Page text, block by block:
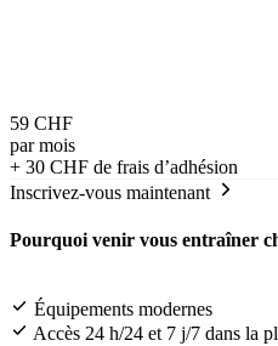
59 CHF
par mois
+ 30 CHF de frais d’adhésion
Inscrivez-vous maintenant
Pourquoi venir vous entraîner
Équipements modernes
Accès 24 h/24 et 7 j/7 dans la